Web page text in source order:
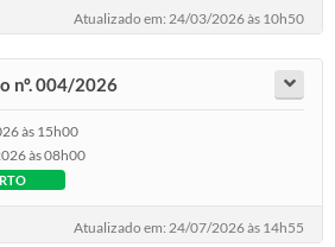
Atualizado em: 24/03/2026 às 10h50
nº. 004/2026
às 15h00
às 08h00
Atualizado em: 24/07/2026 às 14h55